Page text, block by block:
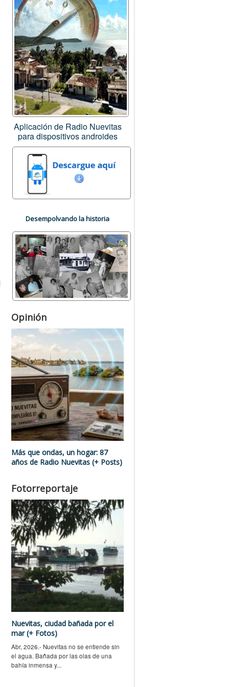
Aplicación de Radio Nuevitas
para dispositivos androides
Desempolvando la historia
Opinión
Más que ondas, un hogar: 87
años de Radio Nuevitas (+ Posts)
Fotorreportaje
Nuevitas, ciudad bañada por el
mar (+ Fotos)
Abr, 2026.- Nuevitas no se entiende sin
el agua. Bañada por las olas de una
bahía inmensa y...